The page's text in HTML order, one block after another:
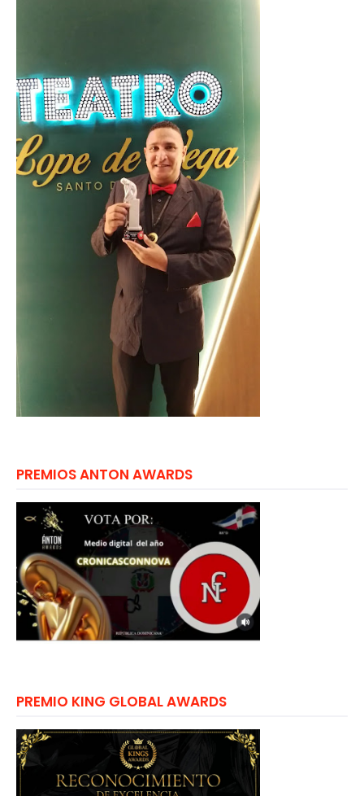
PREMIOS ANTON AWARDS
PREMIO KING GLOBAL AWARDS